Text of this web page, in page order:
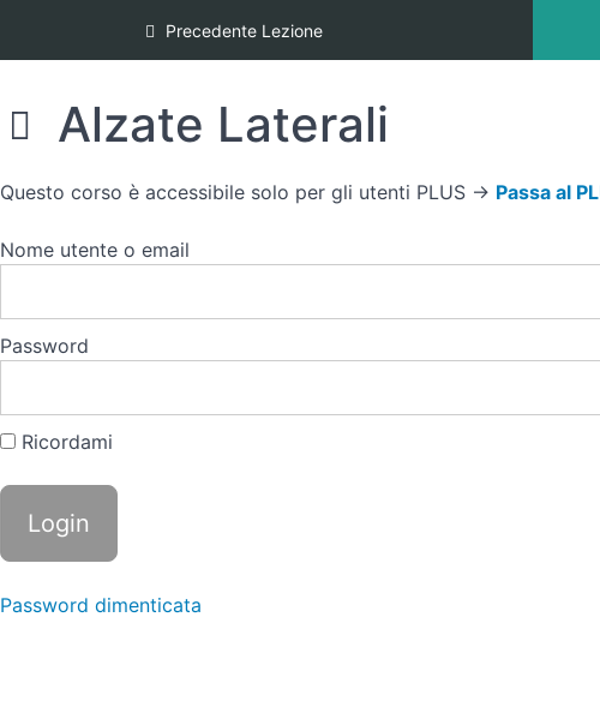
Precedente Lezione
Alzate Laterali
Questo corso è accessibile solo per gli utenti PLUS → Passa al
Nome utente o email
Password
Ricordami
Password dimenticata